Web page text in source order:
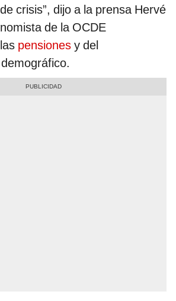
crisis”, dijo a la prensa Hervé
de la OCDE
pensiones y del